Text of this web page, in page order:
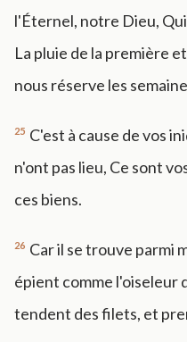
l'Éternel, notre Dieu,
La pluie de la première
nous réserve les
25 C'est à cause de vos
n'ont pas lieu, Ce sont
ces biens.
26 Car il se trouve parmi
épient comme l'oiseleur
tendent des filets, et